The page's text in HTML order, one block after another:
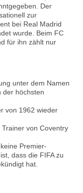
Der
zur
bei Real Madrid
wurde. Beim FC
für ihn zählt nur
unter dem Namen
der höchsten
von 1962 wieder
von Coventry
Premier-
dass die FIFA zu
hat.